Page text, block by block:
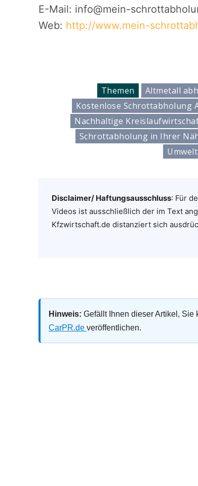
E-Mail: info@mein-
Web: http://www.mein-
Themen Altmetall
Kostenlose Schrottabholung
Nachhaltige
Schrottabholung in Ihrer
Disclaimer/ Haftungsausschluss: Für
Videos ist ausschließlich der im Text
Kfzwirtschaft.de distanziert sich
Hinweis: Gefällt Ihnen dieser Artikel,
CarPR.de veröffentlichen.